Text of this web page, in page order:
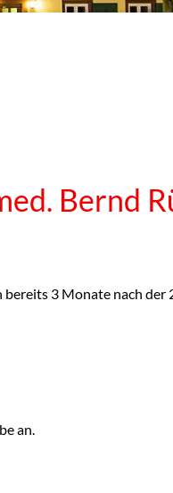
Bernd
3 Monate nach der
an.